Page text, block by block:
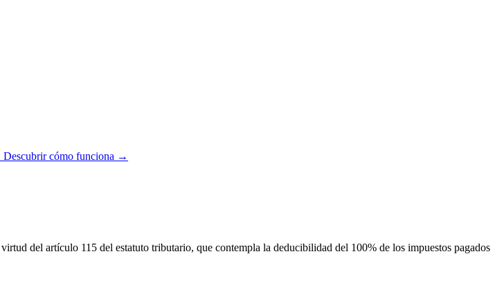
Descubrir cómo funciona →
del artículo 115 del estatuto tributario, que contempla la deducibilidad del 100% de los impuestos pagados